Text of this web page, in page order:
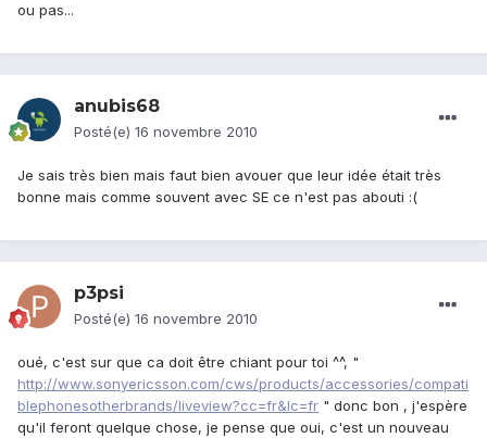
ou pas...
anubis68
Posté(e) 16 novembre 2010
Je sais très bien mais faut bien avouer que leur idée était très
bonne mais comme souvent avec SE ce n'est pas abouti :(
p3psi
Posté(e) 16 novembre 2010
oué, c'est sur que ca doit être chiant pour toi ^^, "
http://www.sonyericsson.com/cws/products/accessories/compati
blephonesotherbrands/liveview?cc=fr&lc=fr " donc bon , j'espère
qu'il feront quelque chose, je pense que oui, c'est un nouveau